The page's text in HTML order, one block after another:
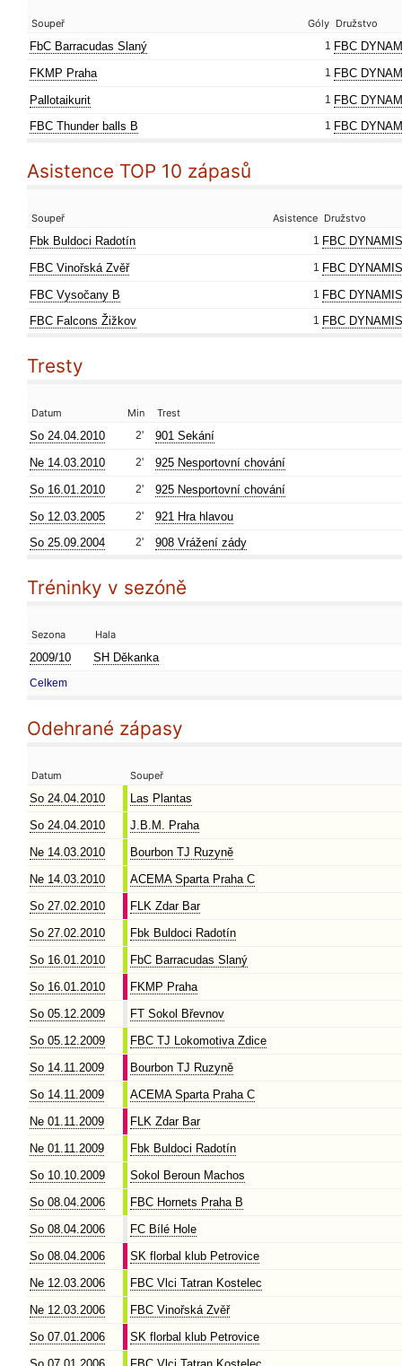
Soupeř Góly Družstvo
FbC Barracudas Slaný 1 FBC
FKMP Praha
1 FBC
Pallotaikurit
1 FBC
FBC Thunder balls B
1 FBC
Asistence TOP 10 zápasů
Soupeř Asistence Družstvo
Fbk Buldoci Radotín 1 FBC
FBC Vinořská Zvěř
1 FBC
FBC Vysočany B
1 FBC
FBC Falcons Žižkov
1 FBC
Tresty
Datum Min Trest
So 24.04.2010 2'
901 Sekání
Ne 14.03.2010
2'
925 Nesportovní chování
So 16.01.2010
2'
925 Nesportovní chování
So 12.03.2005
2'
921 Hra hlavou
So 25.09.2004
2' 908 Vrážení zády
Tréninky v sezóně
Sezona Hala
2009/10 SH Děkanka
Celkem
Odehrané zápasy
Datum Soupeř
So 24.04.2010
Las Plantas
So 24.04.2010
J.B.M. Praha
Ne 14.03.2010
Bourbon TJ Ruzyně
Ne 14.03.2010
ACEMA Sparta Praha C
So 27.02.2010
FLK Zdar Bar
So 27.02.2010
Fbk Buldoci Radotín
So 16.01.2010
FbC Barracudas Slaný
So 16.01.2010
FKMP Praha
So 05.12.2009
FT Sokol Břevnov
So 05.12.2009
FBC TJ Lokomotiva Zdice
So 14.11.2009
Bourbon TJ Ruzyně
So 14.11.2009
ACEMA Sparta Praha C
Ne 01.11.2009
FLK Zdar Bar
Ne 01.11.2009
Fbk Buldoci Radotín
So 10.10.2009
Sokol Beroun Machos
So 08.04.2006
FBC Hornets Praha B
So 08.04.2006
FC Bílé Hole
So 08.04.2006
SK florbal klub Petrovice
Ne 12.03.2006
FBC Vlci Tatran Kostelec
Ne 12.03.2006
FBC Vinořská Zvěř
So 07.01.2006
SK florbal klub Petrovice